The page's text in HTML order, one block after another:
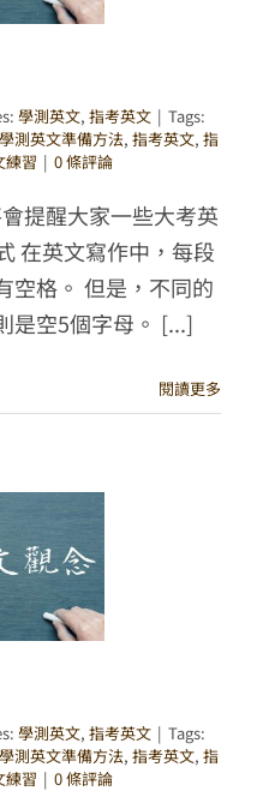
學測英文, 指考英文 | Tags:
學測英文準備方法, 指考英文, 指
練習 | 0 條評論
提醒大家一些大考英
在英文寫作中，每段
空格。 但是，不同的
是空5個字母。 [...]
閱讀更多
學測英文, 指考英文 | Tags:
學測英文準備方法, 指考英文, 指
練習 | 0 條評論